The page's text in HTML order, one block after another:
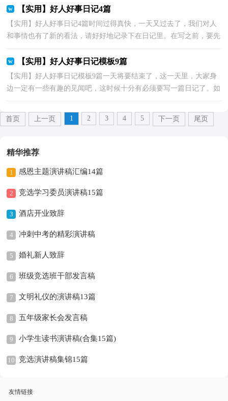
【实用】好人好事日记4篇
【实用】好人好事日记4篇时间过得真快，一天又过去了，我们对人
和事情也有了新的看法，请好好地记录下在日记里。在写之前，要先
【实用】好人好事日记模板9篇
【实用】好人好事日记模板9篇一天将要结束了，这一天里，大家身
边一定有一些有趣的见闻吧，这时候十分有必须要写一篇日记了。如
首页 上一页 1 2 3 4 5 下一页 尾页
精华推荐
1 感恩主题演讲稿汇编14篇
2 竞选学习委员演讲稿15篇
3 酒店开业致辞
4 冲刺中考的精彩演讲稿
5 婚礼新人致辞
6 班级竞选班干部发言稿
7 文明礼仪的演讲稿13篇
8 五年级家长会发言稿
9 小学生读书演讲稿(合集15篇)
10 竞选演讲稿集锦15篇
友情链接: